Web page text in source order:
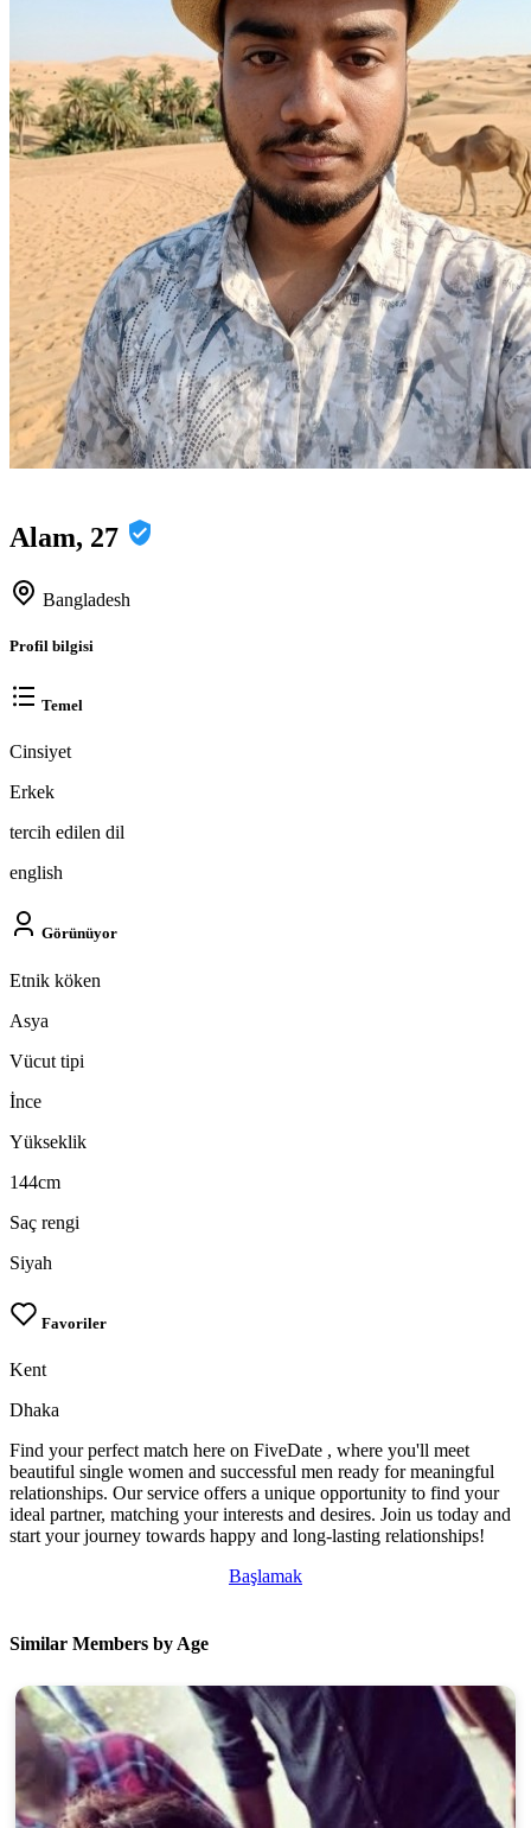
Alam, 27
Bangladesh
Profil bilgisi
Temel
Cinsiyet
Erkek
tercih edilen dil
english
Görünüyor
Etnik köken
Asya
Vücut tipi
İnce
Yükseklik
144cm
Saç rengi
Siyah
Favoriler
Kent
Dhaka
Find your perfect match here on FiveDate , where you'll meet
beautiful single women and successful men ready for meaningful
relationships. Our service offers a unique opportunity to find your
ideal partner, matching your interests and desires. Join us today and
start your journey towards happy and long-lasting relationships!
Başlamak
Similar Members by Age